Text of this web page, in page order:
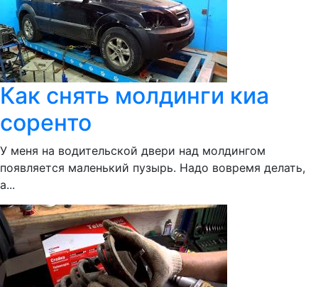
Как снять молдинги киа
соренто
У меня на водительской двери над молдингом
появляется маленький пузырь. Надо вовремя делать,
а...